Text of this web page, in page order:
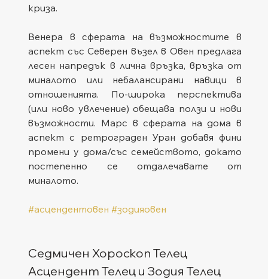
криза.
Венера в сферата на възможностите в
аспект със Северен възел в Овен предлага
лесен напредък в лична връзка, връзка от
миналото или небалансирани навици в
отношенията. По-широка перспектива
(или ново увлечение) обещава ползи и нови
възможности. Марс в сферата на дома в
аспект с ретрограден Уран добавя фини
промени у дома/със семейството, докато
постепенно се отдалечавате от
миналото.
#асцендентовен #зодияовен
Седмичен Хороскоп Телец
Асцендент Телец и Зодия Телец